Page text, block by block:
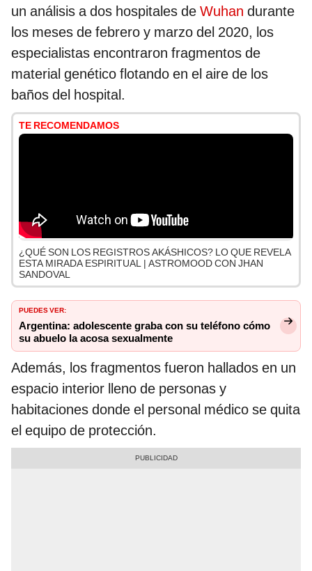
un análisis a dos hospitales de Wuhan durante
los meses de febrero y marzo del 2020, los
especialistas encontraron fragmentos de
material genético flotando en el aire de los
baños del hospital.
TE RECOMENDAMOS
¿QUÉ SON LOS REGISTROS AKÁSHICOS? LO QUE REVELA
ESTA MIRADA ESPIRITUAL | ASTROMOOD CON JHAN
SANDOVAL
PUEDES VER:
Argentina: adolescente graba con su teléfono cómo
su abuelo la acosa sexualmente
Además, los fragmentos fueron hallados en un
espacio interior lleno de personas y
habitaciones donde el personal médico se quita
el equipo de protección.